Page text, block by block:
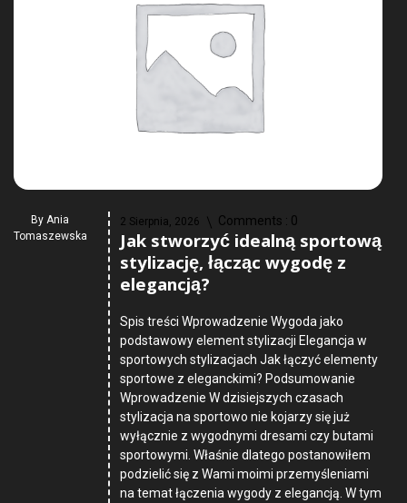
By Ania
Tomaszewska
2 Sierpnia, 2026 Comments : 0
Jak stworzyć idealną sportową
stylizację, łącząc wygodę z
elegancją?
Spis treści Wprowadzenie Wygoda jako
podstawowy element stylizacji Elegancja w
sportowych stylizacjach Jak łączyć elementy
sportowe z eleganckimi? Podsumowanie
Wprowadzenie W dzisiejszych czasach
stylizacja na sportowo nie kojarzy się już
wyłącznie z wygodnymi dresami czy butami
sportowymi. Właśnie dlatego postanowiłem
podzielić się z Wami moimi przemyśleniami
na temat łączenia wygody z elegancją. W tym